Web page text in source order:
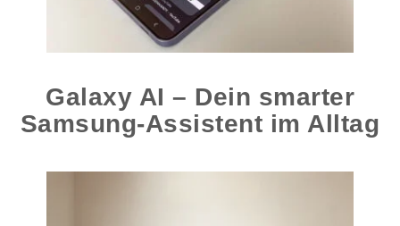
Galaxy AI – Dein smarter
Samsung-Assistent im Alltag